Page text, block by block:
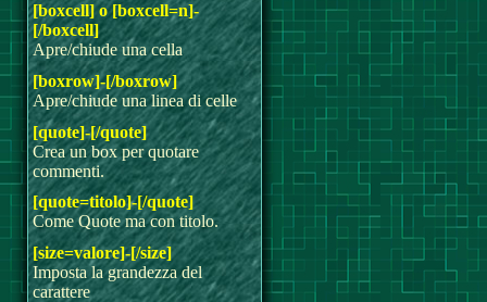
[boxcell] o [boxcell=n]-
[/boxcell]
Apre/chiude una cella
[boxrow]-[/boxrow]
Apre/chiude una linea di celle
[quote]-[/quote]
Crea un box per quotare
commenti.
[quote=titolo]-[/quote]
Come Quote ma con titolo.
[size=valore]-[/size]
Imposta la grandezza del
carattere